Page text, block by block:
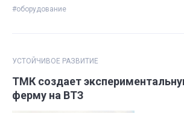
#оборудование
УСТОЙЧИВОЕ РАЗВИТИЕ
ТМК создает
ферму на ВТЗ